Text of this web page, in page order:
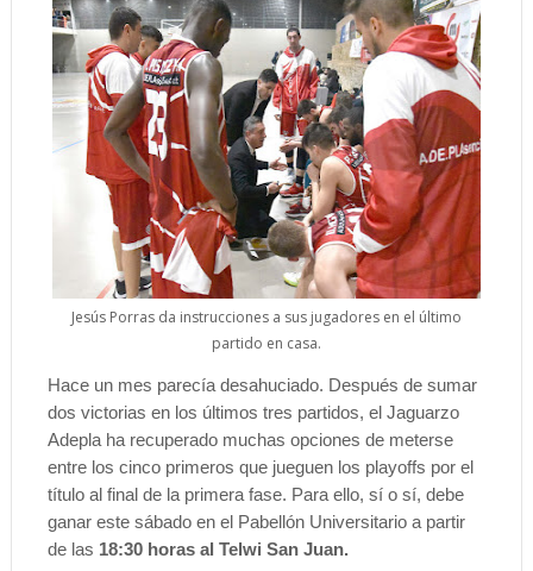
Jesús Porras da instrucciones a sus jugadores en el último
partido en casa.
Hace un mes parecía desahuciado. Después de sumar
dos victorias en los últimos tres partidos, el Jaguarzo
Adepla ha recuperado muchas opciones de meterse
entre los cinco primeros que jueguen los playoffs por el
título al final de la primera fase. Para ello, sí o sí, debe
ganar este sábado en el Pabellón Universitario a partir
de las 18:30 horas al Telwi San Juan.